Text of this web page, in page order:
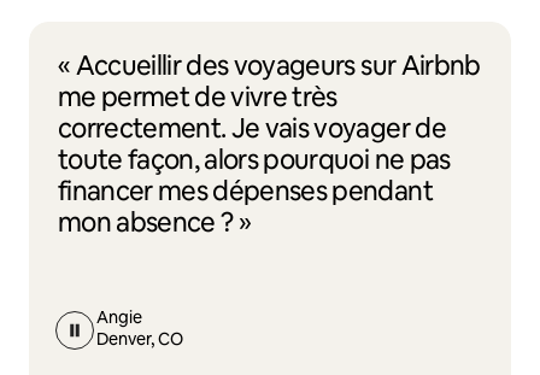
« Accueillir des voyageurs sur Airbnb
me permet de vivre très
correctement. Je vais voyager de
toute façon, alors pourquoi ne pas
financer mes dépenses pendant
mon absence ? »
Angie
Denver, CO